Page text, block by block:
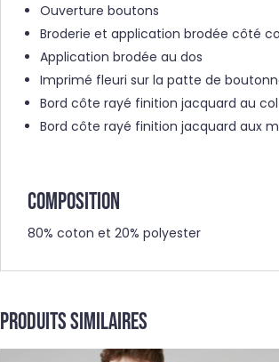
Ouverture boutons
Broderie et application brodée côté
Application brodée au dos
Imprimé fleuri sur la patte de
Bord côte rayé finition jacquard au col
Bord côte rayé finition jacquard aux
COMPOSITION
80% coton et 20% polyester
Produits similaires